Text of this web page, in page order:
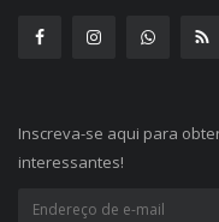
Inscreva-se aqui para
interessantes!